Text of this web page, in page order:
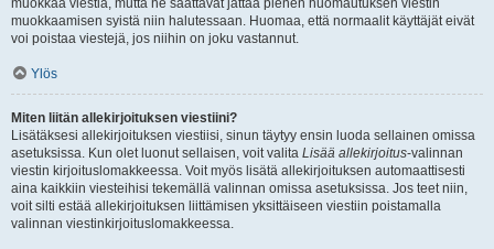
muokkaa viestiä, mutta he saattavat jättää pienen huomautuksen viestin
muokkaamisen syistä niin halutessaan. Huomaa, että normaalit käyttäjät eivät
voi poistaa viestejä, jos niihin on joku vastannut.
Ylös
Miten liitän allekirjoituksen viestiini?
Lisätäksesi allekirjoituksen viestiisi, sinun täytyy ensin luoda sellainen omissa
asetuksissa. Kun olet luonut sellaisen, voit valita Lisää allekirjoitus-valinnan
viestin kirjoituslomakkeessa. Voit myös lisätä allekirjoituksen automaattisesti
aina kaikkiin viesteihisi tekemällä valinnan omissa asetuksissa. Jos teet niin,
voit silti estää allekirjoituksen liittämisen yksittäiseen viestiin poistamalla
valinnan viestinkirjoituslomakkeessa.